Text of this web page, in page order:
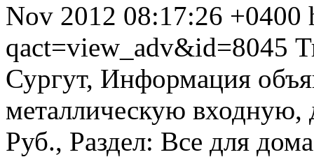
Nov 2012 08:17:26 +0400
qact=view_adv&id=8045
Сургут, Информация
металлическую входную,
Руб., Раздел: Все для